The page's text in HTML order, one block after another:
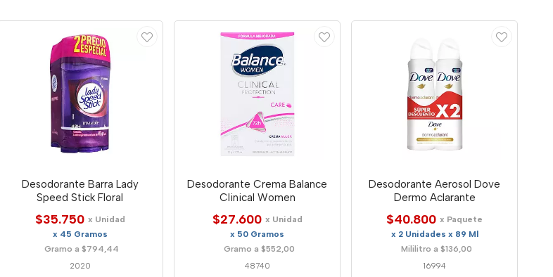
Desodorante Barra Lady
Speed Stick Floral
$35.750 x Unidad
x 45 Gramos
Gramo a $794,44
2020
Desodorante Crema Balance
Clinical Women
$27.600 x Unidad
x 50 Gramos
Gramo a $552,00
48740
Desodorante Aerosol Dove
Dermo Aclarante
$40.800 x Paquete
x 2 Unidades x 89 Ml
Mililitro a $136,00
16994